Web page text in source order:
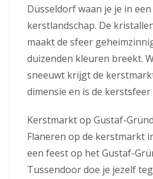
Düsseldorf waan je je in
kerstlandschap. De
maakt de sfeer
duizenden kleuren breekt.
sneeuwt krijgt de
dimensie en is de kerstsfeer
Kerstmarkt op Gustaf-
Flaneren op de kerstmarkt
een feest op het Gustaf-
Tussendoor doe je jezelf